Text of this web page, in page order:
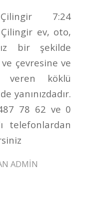
7:24
ev, oto,
bir şekilde
çevresine ve
veren köklü
yanınızdadır.
78 62 ve 0
telefonlardan
ADMIN